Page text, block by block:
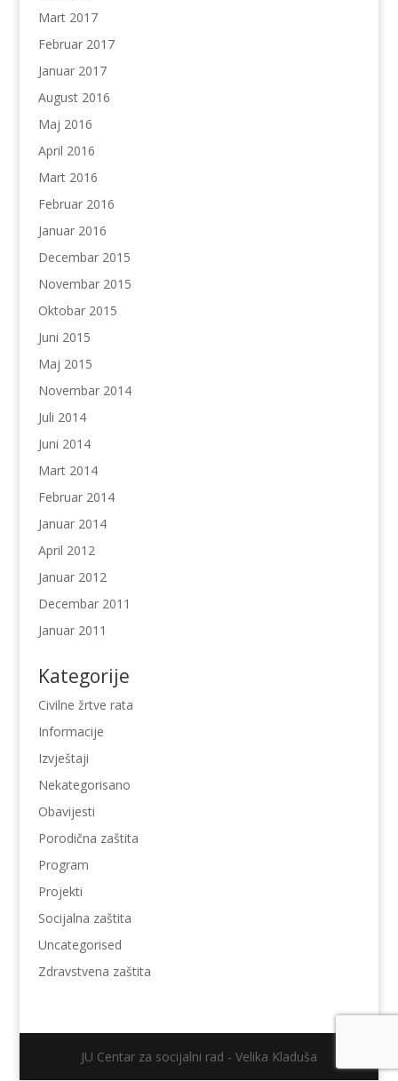
Mart 2017
Februar 2017
Januar 2017
August 2016
Maj 2016
April 2016
Mart 2016
Februar 2016
Januar 2016
Decembar 2015
Novembar 2015
Oktobar 2015
Juni 2015
Maj 2015
Novembar 2014
Juli 2014
Juni 2014
Mart 2014
Februar 2014
Januar 2014
April 2012
Januar 2012
Decembar 2011
Januar 2011
Kategorije
Civilne žrtve rata
Informacije
Izvještaji
Nekategorisano
Obavijesti
Porodična zaštita
Program
Projekti
Socijalna zaštita
Uncategorised
Zdravstvena zaštita
JU Centar za socijalni rad - Velika Kladuša